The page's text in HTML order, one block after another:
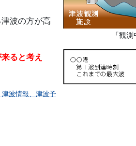
波の方が高
ると考え
波情報、津波予
「観